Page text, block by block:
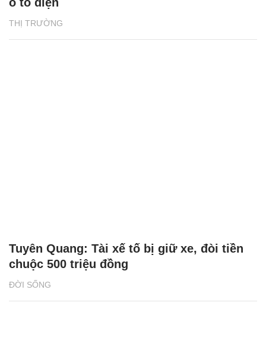
THỊ TRƯỜNG
ĐỜI SỐNG
Tuyên Quang: Tài xế tố bị giữ xe, đòi tiền
chuộc 500 triệu đồng